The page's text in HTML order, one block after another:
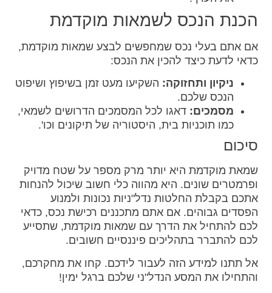
הכנת הנכס לשמאות מוקדמת
אם אתם בעלי נכס שמחפשים לבצע שמאות מוקדמת,
כדאי לדעת כיצד להכין את הנכס:
ניקיון ותחזוקה: השקיעו מעט זמן בשיפוץ ושיפוט
הנכס שלכם.
מסמכים: דאגו לכל המסמכים הדרושים לשמאי,
כמו תוכניות בית, היסטוריה של תיקונים וכו'.
סיכום
שמאת מוקדמת היא יותר מרק מספר על שטח מדויק
ופרמטרים שונים. היא מהווה כלי חשוב שיכול להנחות
אתכם בקבלת החלטות נדל"ניות נכונות ולמנוע
הפסדים גבוהים. אם אתם מתכננים רכישת נכס, כדאי
לכם להתחיל את הדרך עם שמאות מוקדמת, שתסייע
לכם להתברר בתהליכים פיננסיים חשובים.
אל תתנו למידע הזה לעבור לידכם. קחו את מחקרכם,
והתחילו את המסע הנדל"ני שלכם ברגל ימין!